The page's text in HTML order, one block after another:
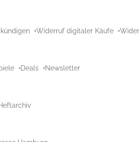
Widerruf digitaler Käufe
Deals Newsletter